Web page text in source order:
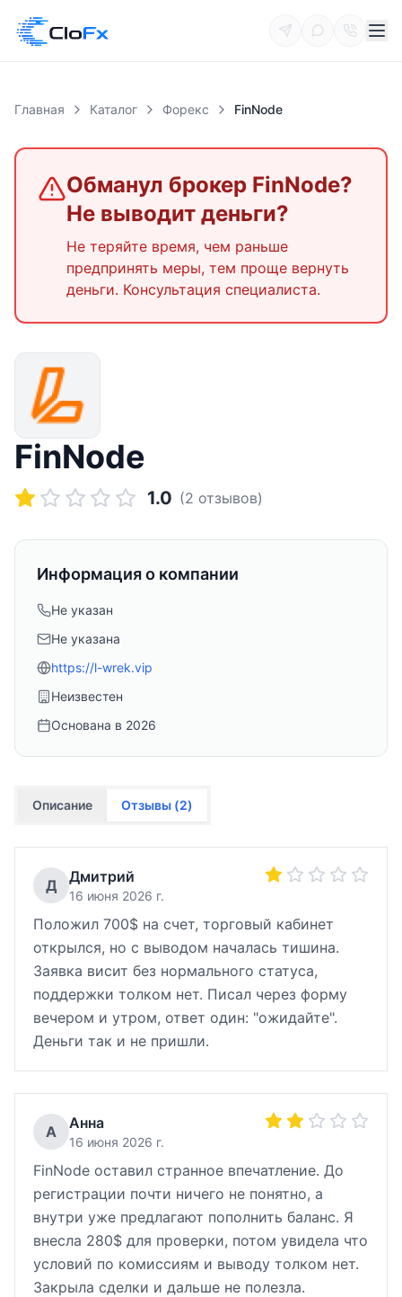
Главная Каталог Форекс FinNode
Обманул брокер FinNode?
Не выводит деньги?
Не теряйте время, чем раньше
предпринять меры, тем проще вернуть
деньги. Консультация специалиста.
FinNode
1.0 (2 отзывов)
Информация о компании
Не указан
Не указана
https://l-wrek.vip
Неизвестен
Основана в 2026
Описание Отзывы (2)
Д Дмитрий
16 июня 2026 г.
Положил 700$ на счет, торговый кабинет
открылся, но с выводом началась тишина.
Заявка висит без нормального статуса,
поддержки толком нет. Писал через форму
вечером и утром, ответ один: "ожидайте".
Деньги так и не пришли.
А Анна
16 июня 2026 г.
FinNode оставил странное впечатление. До
регистрации почти ничего не понятно, а
внутри уже предлагают пополнить баланс. Я
внесла 280$ для проверки, потом увидела что
условий по комиссиям и выводу толком нет.
Закрыла сделки и дальше не полезла.